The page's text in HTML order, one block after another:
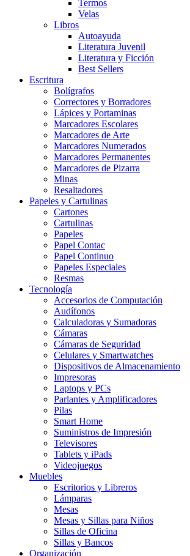
Termos
Velas
Libros
Autoayuda
Literatura Juvenil
Literatura y Ficción
Best Sellers
Escritura
Bolígrafos
Correctores y Borradores
Lápices y Portaminas
Marcadores Escolares
Marcadores de Arte
Marcadores Numerados
Marcadores Permanentes
Marcadores de Pizarra
Minas
Resaltadores
Papeles y Cartulinas
Cartones
Cartulinas
Papeles
Papel Contac
Papel Continuo
Papeles Especiales
Resmas
Tecnología
Accesorios de Computación
Audífonos
Calculadoras y Sumadoras
Cámaras
Cámaras de Seguridad
Celulares y Smartwatches
Dispositivos de Almacenamiento
Impresoras
Laptops y PCs
Parlantes y Amplificadores
Pilas
Smart Home
Suministros de Impresión
Televisores
Tablets y iPads
Videojuegos
Muebles
Escritorios y Libreros
Lámparas
Mesas
Mesas y Sillas para Niños
Sillas de Oficina
Sillas y Bancos
Organización